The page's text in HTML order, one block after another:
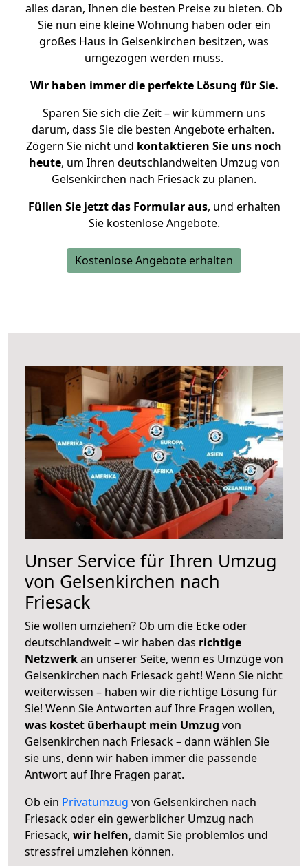
alles daran, Ihnen die besten Preise zu bieten. Ob
Sie nun eine kleine Wohnung haben oder ein
großes Haus in Gelsenkirchen besitzen, was
umgezogen werden muss.
Wir haben immer die perfekte Lösung für Sie.
Sparen Sie sich die Zeit – wir kümmern uns
darum, dass Sie die besten Angebote erhalten.
Zögern Sie nicht und kontaktieren Sie uns noch
heute, um Ihren deutschlandweiten Umzug von
Gelsenkirchen nach Friesack zu planen.
Füllen Sie jetzt das Formular aus, und erhalten
Sie kostenlose Angebote.
Kostenlose Angebote erhalten
Unser Service für Ihren Umzug
von Gelsenkirchen nach
Friesack
Sie wollen umziehen? Ob um die Ecke oder
deutschlandweit – wir haben das richtige
Netzwerkan unserer Seite, wenn es Umzüge von
Gelsenkirchen nach Friesack geht! Wenn Sie nicht
weiterwissen – haben wir die richtige Lösung für
Sie! Wenn Sie Antworten auf Ihre Fragen wollen,
was kostet überhaupt mein Umzug von
Gelsenkirchen nach Friesack – dann wählen Sie
sie uns, denn wir haben immer die passende
Antwort auf Ihre Fragen parat.
Ob ein Privatumzug von Gelsenkirchen nach
Friesack oder ein gewerblicher Umzug nach
Friesack, wir helfen, damit Sie problemlos und
stressfrei umziehen können.